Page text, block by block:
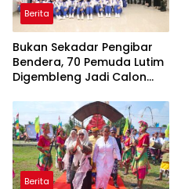
Berita
‎Bukan Sekadar Pengibar
Bendera, 70 Pemuda Lutim
Digembleng Jadi Calon
Berita